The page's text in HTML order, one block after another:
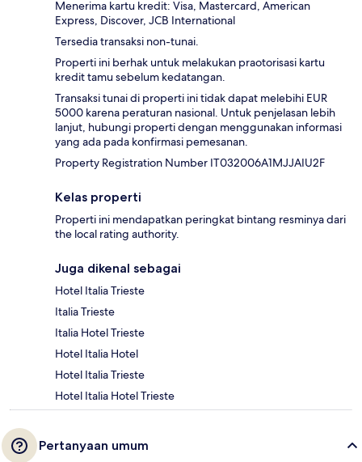
Menerima kartu kredit: Visa, Mastercard, American
Express, Discover, JCB International
Tersedia transaksi non-tunai.
Properti ini berhak untuk melakukan praotorisasi kartu
kredit tamu sebelum kedatangan.
Transaksi tunai di properti ini tidak dapat melebihi EUR
5000 karena peraturan nasional. Untuk penjelasan lebih
lanjut, hubungi properti dengan menggunakan informasi
yang ada pada konfirmasi pemesanan.
Property Registration Number IT032006A1MJJAIU2F
Kelas properti
Properti ini mendapatkan peringkat bintang resminya dari
the local rating authority.
Juga dikenal sebagai
Hotel Italia Trieste
Italia Trieste
Italia Hotel Trieste
Hotel Italia Hotel
Hotel Italia Trieste
Hotel Italia Hotel Trieste
Pertanyaan umum